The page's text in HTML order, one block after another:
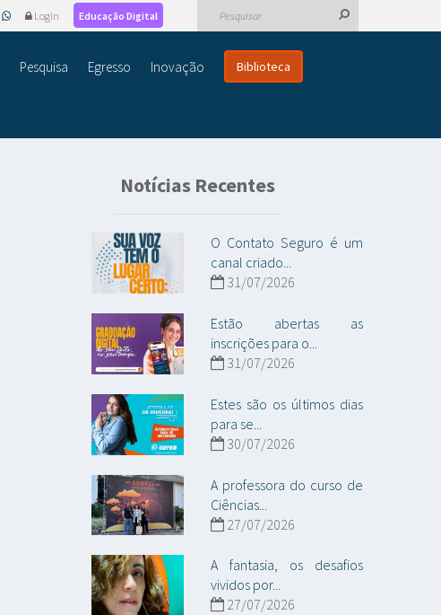
Login Educação Digital
Pesquisa Egresso Inovação Biblioteca
Notícias Recentes
O Contato Seguro é um
canal criado...
31/07/2026
Estão abertas as
inscrições para o...
31/07/2026
Estes são os últimos dias
para se...
30/07/2026
A professora do curso de
Ciências...
27/07/2026
A fantasia, os desafios
vividos por...
27/07/2026